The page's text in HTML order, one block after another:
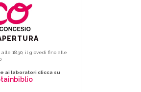
18.30, il giovedì fino alle
ai laboratori clicca su